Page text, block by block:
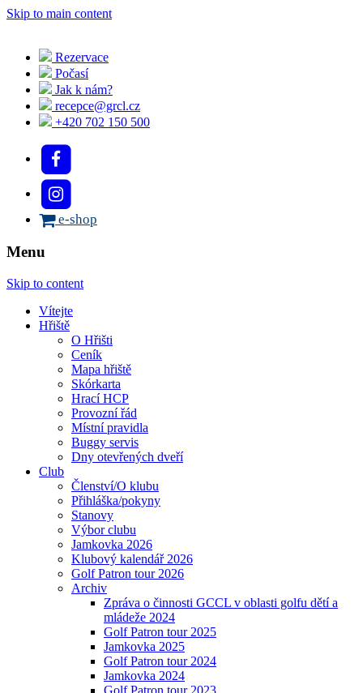
Skip to main content
Rezervace
Počasí
Jak k nám?
recepce@grcl.cz
+420 702 150 500
e-shop
Menu
Skip to content
Vítejte
Hřiště
O Hřišti
Ceník
Mapa hřiště
Skórkarta
Hrací HCP
Provozní řád
Místní pravidla
Buggy servis
Dny otevřených dveří
Club
Členství/O klubu
Přihláška/pokyny
Stanovy
Výbor clubu
Jamkovka 2026
Klubový kalendář 2026
Golf Patron tour 2026
Archiv
Zpráva o činnosti GCCL v oblasti golfu dětí a
mládeže 2024
Golf Patron tour 2025
Jamkovka 2025
Golf Patron tour 2024
Jamkovka 2024
Golf Patron tour 2023